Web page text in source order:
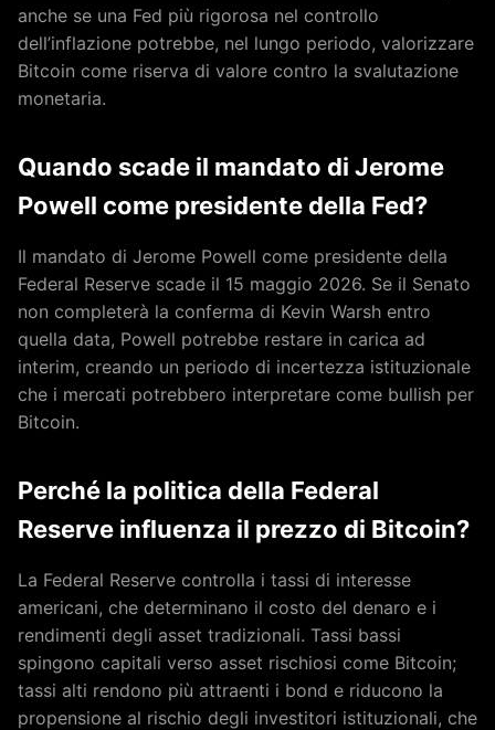
anche se una Fed più rigorosa nel controllo
dell’inflazione potrebbe, nel lungo periodo, valorizzare
Bitcoin come riserva di valore contro la svalutazione
monetaria.
Quando scade il mandato di Jerome
Powell come presidente della Fed?
Il mandato di Jerome Powell come presidente della
Federal Reserve scade il 15 maggio 2026. Se il Senato
non completerà la conferma di Kevin Warsh entro
quella data, Powell potrebbe restare in carica ad
interim, creando un periodo di incertezza istituzionale
che i mercati potrebbero interpretare come bullish per
Bitcoin.
Perché la politica della Federal
Reserve influenza il prezzo di Bitcoin?
La Federal Reserve controlla i tassi di interesse
americani, che determinano il costo del denaro e i
rendimenti degli asset tradizionali. Tassi bassi
spingono capitali verso asset rischiosi come Bitcoin;
tassi alti rendono più attraenti i bond e riducono la
propensione al rischio degli investitori istituzionali, che